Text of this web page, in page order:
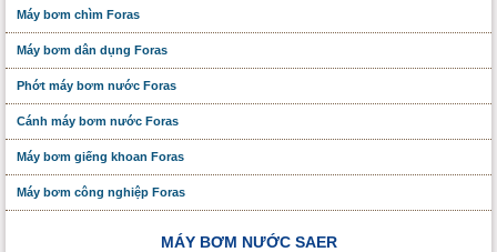
Máy bơm chìm Foras
Máy bơm dân dụng Foras
Phớt máy bơm nước Foras
Cánh máy bơm nước Foras
Máy bơm giếng khoan Foras
Máy bơm công nghiệp Foras
MÁY BƠM NƯỚC SAER